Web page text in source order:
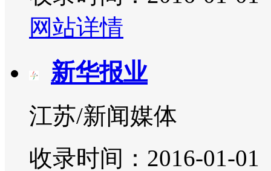
网站详情
新华报业
江苏/新闻媒体
收录时间：2016-01-01